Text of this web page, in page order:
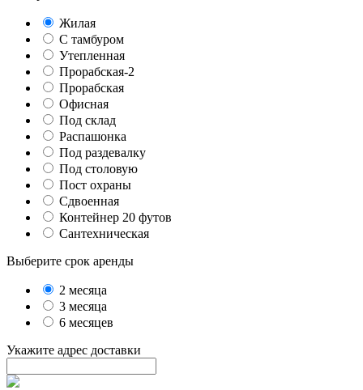
Жилая
С тамбуром
Утепленная
Прорабская-2
Прорабская
Офисная
Под склад
Распашонка
Под раздевалку
Под столовую
Пост охраны
Сдвоенная
Контейнер 20 футов
Сантехническая
Выберите срок аренды
2 месяца
3 месяца
6 месяцев
Укажите адрес доставки